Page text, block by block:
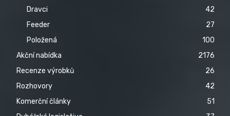
Dravci
42
Feeder
27
Položená
100
Akční nabídka
2176
Recenze výrobků
26
Rozhovory
42
Komerční články
51